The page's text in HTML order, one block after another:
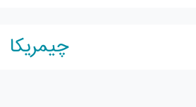
چیمریکا